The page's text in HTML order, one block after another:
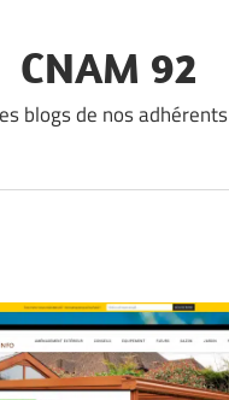
CNAM 92
blogs de nos adhérents